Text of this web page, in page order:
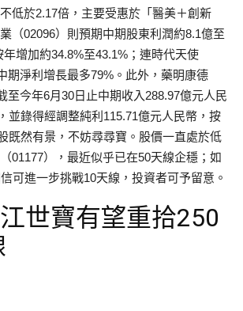
低於2.17倍，主要受惠於「醫美＋創新
（02096）則預期中期股東利潤約8.1億至
增加約34.8%至43.1%；連時代天使
期淨利增長最多79%。此外，藥明康德
至今年6月30日止中期收入288.97億元人民
並錄得經調整純利115.71億元人民幣，按
既然有景，不妨尋尋寶。股價一直處於低
01177），最近似乎已在50天線企穩；如
可進一步挑戰10天線，投資者可予留意。
世寶有望重拾250